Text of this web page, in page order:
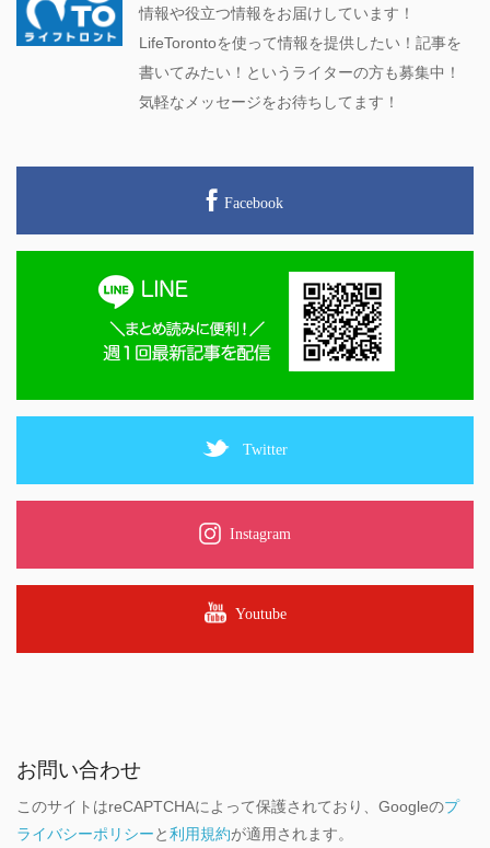
情報や役立つ情報をお届けしています！
LifeTorontoを使って情報を提供したい！記事を
書いてみたい！というライターの方も募集中！
気軽なメッセージをお待ちしてます！
Facebook
Twitter
Instagram
Youtube
お問い合わせ
このサイトはreCAPTCHAによって保護されており、Googleのプ
ライバシーポリシーと利用規約が適用されます。